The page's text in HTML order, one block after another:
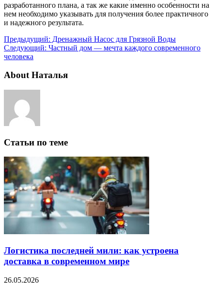
разработанного плана, а так же какие именно особенности на
нем необходимо указывать для получения более практичного
и надежного результата.
Предыдущий: Дренажный Насос для Грязной Воды
Следующий: Частный дом — мечта каждого современного
человека
About Наталья
Статьи по теме
Логистика последней мили: как устроена
доставка в современном мире
26.05.2026